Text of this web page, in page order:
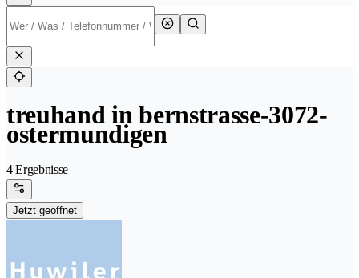
treuhand in bernstrasse-3072-
ostermundigen
4 Ergebnisse
Jetzt geöffnet